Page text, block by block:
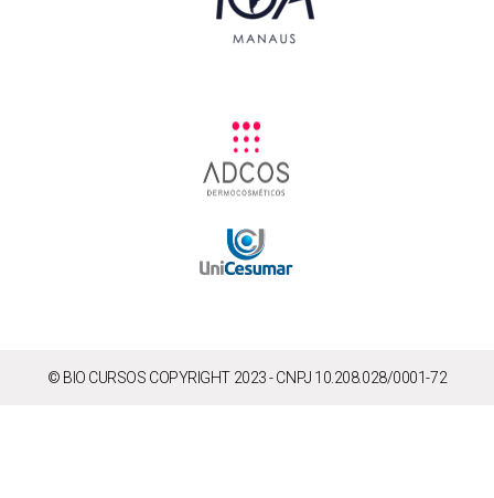
© BIO CURSOS COPYRIGHT 2023 - CNPJ 10.208.028/0001-72